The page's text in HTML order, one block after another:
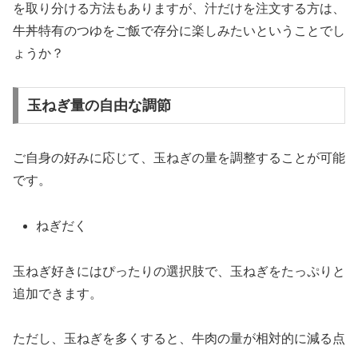
を取り分ける方法もありますが、汁だけを注文する方は、
牛丼特有のつゆをご飯で存分に楽しみたいということでし
ょうか？
玉ねぎ量の自由な調節
ご自身の好みに応じて、玉ねぎの量を調整することが可能
です。
ねぎだく
玉ねぎ好きにはぴったりの選択肢で、玉ねぎをたっぷりと
追加できます。
ただし、玉ねぎを多くすると、牛肉の量が相対的に減る点